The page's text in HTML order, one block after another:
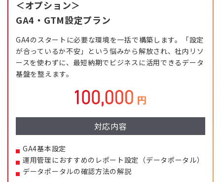
＜オプション＞
GA4・GTM設定プラン
GA4のスタートに必要な環境を一括で構築します。
「設定
が合っているか不安」という悩みから解放され、社内リソ
ースを使わずに、最短納期でビジネスに活用できるデータ
基盤を整えます。
対応内容
GA4基本設定
運用管理におすすめのレポート設定（データポータル）
データポータルの確認方法の解説